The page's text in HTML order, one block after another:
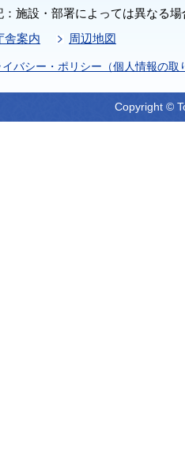
：施設・部署によっては異なる
舎案内
周辺地図
イバシー・ポリシー（個人情報の取
Copyright ©